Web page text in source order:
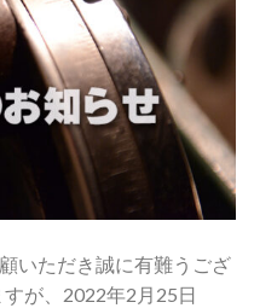
いただき誠に有難うござ
が、2022年2月25日